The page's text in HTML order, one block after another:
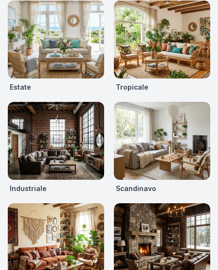
Estate Tropicale
Industriale Scandinavo